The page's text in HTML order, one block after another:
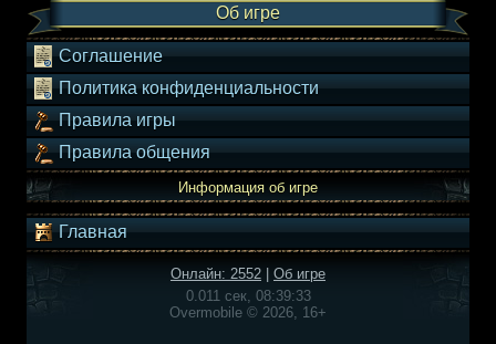
Об игре
Соглашение
Политика конфиденциальности
Правила игры
Правила общения
Информация об игре
Главная
Онлайн: 2552
Об игре
0.011 сек, 08:39:33
Overmobile © 2026, 16+